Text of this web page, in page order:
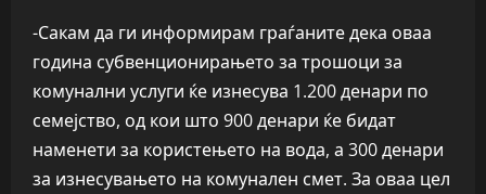
-Сакам да ги информирам граѓаните дека оваа
година субвенционирањето за трошоци за
комунални услуги ќе изнесува 1.200 денари по
семејство, од кои што 900 денари ќе бидат
наменети за користењето на вода, а 300 денари
за изнесувањето на комунален смет. За оваа цел